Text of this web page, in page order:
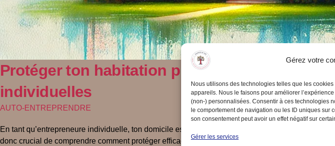
Gérez votre
Nous utilisons des technologies telles que les
appareils. Nous le faisons pour améliorer
(non-) personnalisées. Consentir à ces technologies
le comportement de navigation ou les ID uniques sur
son consentement peut avoir un effet négatif sur
Gérer les services
Protéger ton habitation principale : un enjeu
individuelles
AUTO-ENTREPRENDRE
En tant qu’entrepreneure individuelle, ton domicile est bien plus qu’un simple lieu de vie.
donc crucial de comprendre comment protéger efficacement ton habitation principale. Une